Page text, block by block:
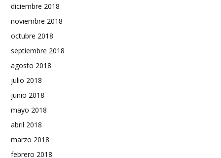
diciembre 2018
noviembre 2018
octubre 2018
septiembre 2018
agosto 2018
julio 2018
junio 2018
mayo 2018
abril 2018
marzo 2018
febrero 2018